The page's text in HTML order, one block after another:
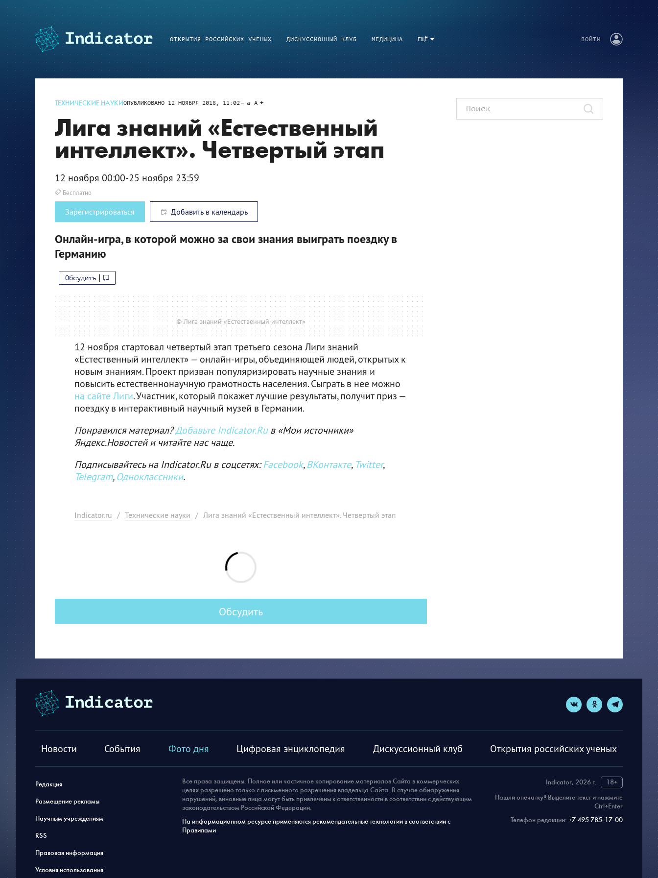
ЕЩЁ
ОТКРЫТИЯ РОССИЙСКИХ УЧЕНЫХ ДИСКУССИОННЫЙ КЛУБ МЕДИЦИНА ВОЙТИ
ТЕХНИЧЕСКИЕ НАУКИОПУБЛИКОВАНО 12 НОЯБРЯ 2018, 11:02 a A
Лига знаний «Естественный
интеллект». Четвертый этап
12 ноября 00:00-25 ноября 23:59
Бесплатно
Зарегистрироваться Добавить в календарь
Онлайн-игра, в которой можно за свои знания выиграть поездку в
Германию
Обсудить
© Лига знаний «Естественный интеллект»
12 ноября стартовал четвертый этап третьего сезона Лиги знаний
«Естественный интеллект» — онлайн-игры, объединяющей людей, открытых к
новым знаниям. Проект призван популяризировать научные знания и
повысить естественнонаучную грамотность населения. Сыграть в нее можно
на сайте Лиги. Участник, который покажет лучшие результаты, получит приз —
поездку в интерактивный научный музей в Германии.
Понравился материал?Добавьте Indicator.Ruв «Мои источники»
Яндекс.Новостей и читайте нас чаще.
Подписывайтесь на Indicator.Ru в соцсетях:Facebook, ВКонтакте, Twitter,
Telegram, Одноклассники.
Indicator.ru / Технические науки / Лига знаний «Естественный интеллект». Четвертый этап
Обсудить
Новости События Фото дня Цифровая энциклопедия Дискуссионный клуб Открытия российских ученых
Редакция
Размещение рекламы
Научным учреждениям
RSS
Правовая информация
Условия использования
Indicator, 2026 г.
18+
Нашли опечатку? Выделите текст и нажмите
Ctrl+Enter
Телефон редакции: +7 495 785-17-00
Все права защищены. Полное или частичное копирование материалов Сайта в коммерческих
целях разрешено только с письменного разрешения владельца Сайта. В случае обнаружения
нарушений, виновные лица могут быть привлечены к ответственности в соответствии с действующим
законодательством Российской Федерации.
На информационном ресурсе применяются рекомендательные технологии в соответствии с
Правилами